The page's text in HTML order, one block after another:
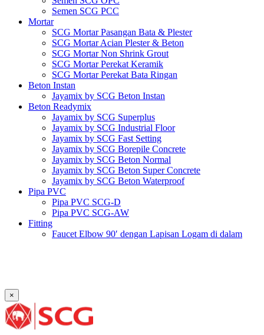
Semen SCG PCC
Mortar
SCG Mortar Pasangan Bata & Plester
SCG Mortar Acian Plester & Beton
SCG Mortar Non Shrink Grout
SCG Mortar Perekat Keramik
SCG Mortar Perekat Bata Ringan
Beton Instan
Jayamix by SCG Beton Instan
Beton Readymix
Jayamix by SCG Superplus
Jayamix by SCG Industrial Floor
Jayamix by SCG Fast Setting
Jayamix by SCG Borepile Concrete
Jayamix by SCG Beton Normal
Jayamix by SCG Beton Super Concrete
Jayamix by SCG Beton Waterproof
Pipa PVC
Pipa PVC SCG-D
Pipa PVC SCG-AW
Fitting
Faucet Elbow 90′ dengan Lapisan Logam di dalam
Plug SCG AW
Shinkolite
Atap Akrilik Shinkolite Shade
×